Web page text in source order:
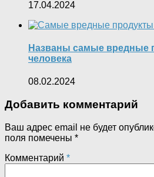
17.04.2024
Названы самые вредные
человека
08.02.2024
Добавить комментарий
Ваш адрес email не будет
поля помечены *
Комментарий *